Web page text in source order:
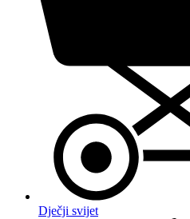
Dječji svijet